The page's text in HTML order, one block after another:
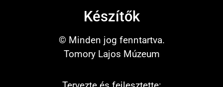
Készítők
© Minden jog fenntartva.
Tomory Lajos Múzeum